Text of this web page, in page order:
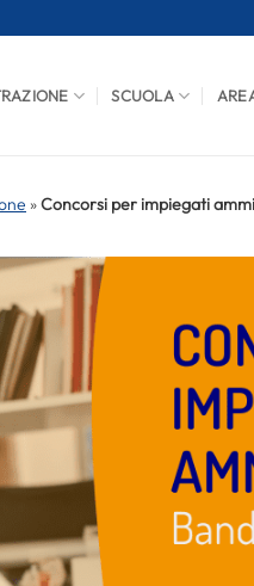
SCUOLA
»Concorsi per impiegati